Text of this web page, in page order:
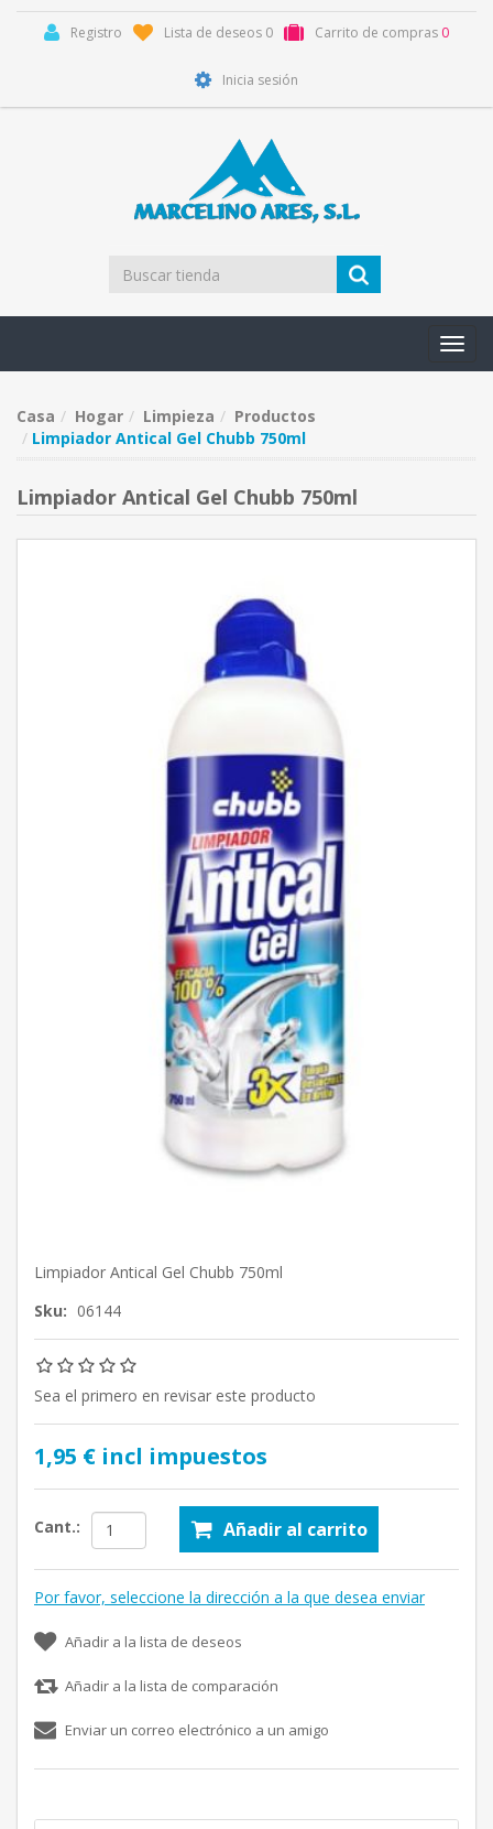
Registro Lista de deseos 0 Carrito de compras 0
Inicia sesión
Casa Hogar Limpieza
Productos
Limpiador Antical Gel Chubb 750ml
Limpiador Antical Gel Chubb 750ml
Limpiador Antical Gel Chubb 750ml
Sku: 06144
Sea el primero en revisar este producto
1,95 € incl impuestos
Cant.: Añadir al carrito
Por favor, seleccione la dirección a la que desea enviar
Añadir a la lista de deseos
Añadir a la lista de comparación
Enviar un correo electrónico a un amigo